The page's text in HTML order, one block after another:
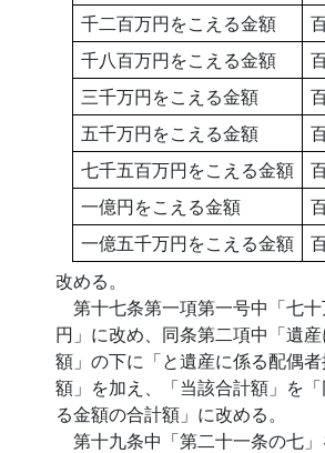
千二百万円をこえる金額
千八百万円をこえる金額
三千万円をこえる金額
五千万円をこえる金額
七千五百万円をこえる金額
一億円をこえる金額
一億五千万円をこえる金額
改める。
第十七条第一項第一号中「七
円」に改め、同条第二項中「遺
額」の下に「と遺産に係る配偶
額」を加え、「当該合計額」を
る金額の合計額」に改める。
第十九条中「第二十一条の七